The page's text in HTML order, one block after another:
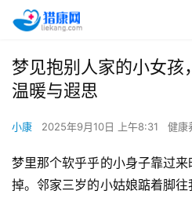
梦见抱别人家的小女孩
温暖与遐思
小康 2025年9月10日 上午8:31 健康
梦里那个软乎乎的小身子靠过
掉。邻家三岁的小姑娘踮着脚